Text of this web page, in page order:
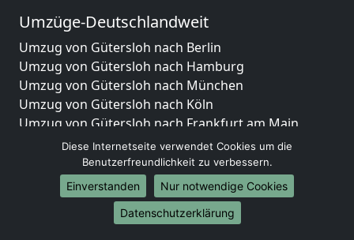
Umzüge-Deutschlandweit
Umzug von Gütersloh nach Berlin
Umzug von Gütersloh nach Hamburg
Umzug von Gütersloh nach München
Umzug von Gütersloh nach Köln
Umzug von Gütersloh nach Frankfurt am Main
Umzug von Gütersloh nach Stuttgart
Umzug von Gütersloh nach Düsseldorf
Umzug von Gütersloh nach Leipzig
Umzug von Gütersloh nach Dortmund
Umzug von Gütersloh nach Essen
Diese Internetseite verwendet Cookies um die
Benutzerfreundlichkeit zu verbessern.
Einverstanden
Nur notwendige Cookies
Datenschutzerklärung